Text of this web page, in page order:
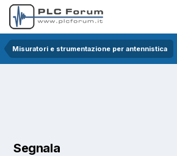
Misuratori e strumentazione per antennistica
Segnala